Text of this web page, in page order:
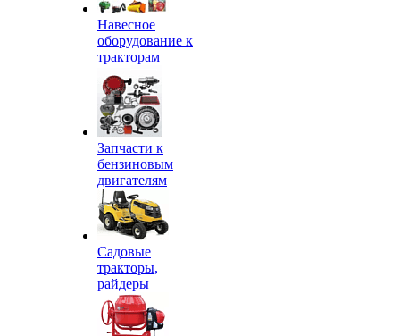
Навесное
оборудование к
тракторам
Запчасти к
бензиновым
двигателям
Садовые
тракторы,
райдеры